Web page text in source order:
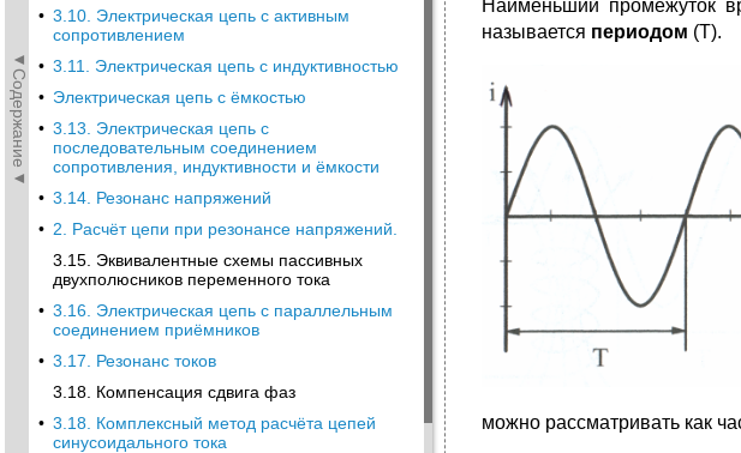
◄Содержание◄
• 3.10. Электрическая цепь с активным
сопротивлением
• 3.11. Электрическая цепь с индуктивностью
• Электрическая цепь с ёмкостью
• 3.13. Электрическая цепь с
последовательным соединением
сопротивления, индуктивности и ёмкости
• 3.14. Резонанс напряжений
• 2. Расчёт цепи при резонансе напряжений.
3.15. Эквивалентные схемы пассивных
двухполюсников переменного тока
• 3.16. Электрическая цепь с параллельным
соединением приёмников
• 3.17. Резонанс токов
3.18. Компенсация сдвига фаз
• 3.18. Комплексный метод расчёта цепей
синусоидального тока
Наименьший промежуток
называется периодом (Т).
можно рассматривать как